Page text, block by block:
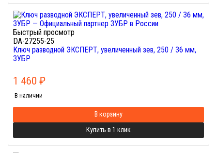
Быстрый просмотр
DA-27255-25
Ключ разводной ЭКСПЕРТ, увеличенный зев, 250 / 36 мм,
ЗУБР
1 460 ₽
В наличии
В корзину
Купить в 1 клик